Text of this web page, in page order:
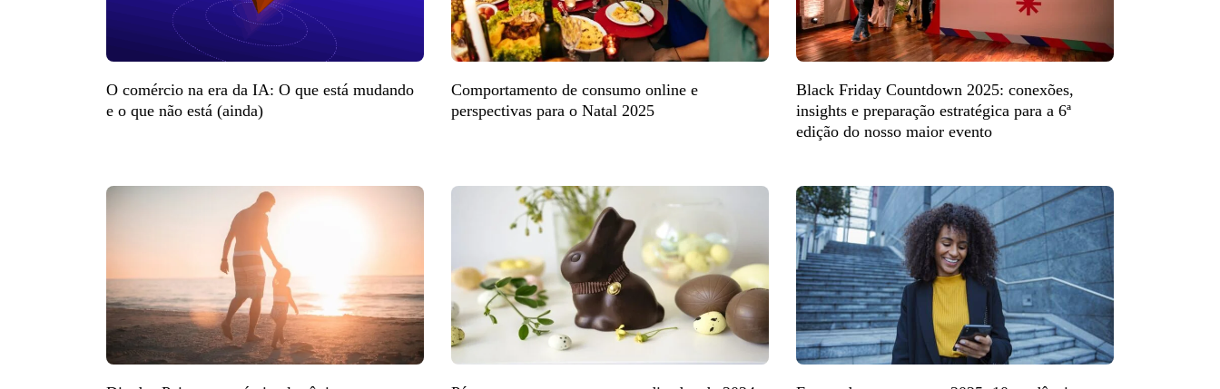
O comércio na era da IA: O que está mudando
e o que não está (ainda)
Comportamento de consumo online e
perspectivas para o Natal 2025
Black Friday Countdown 2025: conexões,
insights e preparação estratégica para a 6ª
edição do nosso maior evento